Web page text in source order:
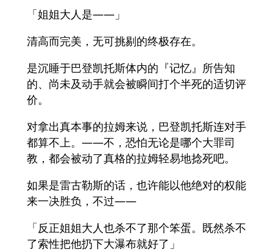
「姐姐大人是——」
清高而完美，无可挑剔的终极存在。
是沉睡于巴登凯托斯体内的『记忆』所告知
的、尚未及动手就会被瞬间打个半死的适切评
价。
对拿出真本事的拉姆来说，巴登凯托斯连对手
都算不上。——不，恐怕无论是哪个大罪司
教，都会被动了真格的拉姆轻易地捻死吧。
如果是雷古勒斯的话，也许能以他绝对的权能
来一决胜负，不过——
「反正姐姐大人也杀不了那个笨蛋。既然杀不
了索性把他扔下大瀑布就好了」